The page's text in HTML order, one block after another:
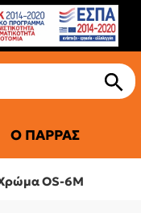
Ο ΠΑΡΡΆΣ
OS-6M